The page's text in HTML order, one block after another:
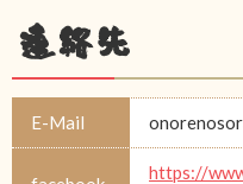
連絡先
E-Mail
https://